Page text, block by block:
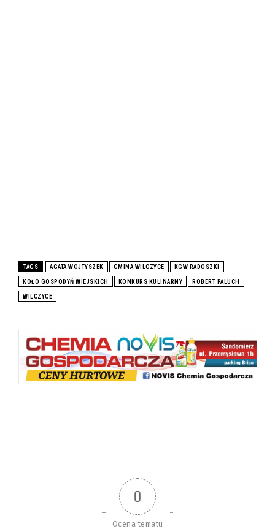
TAGS AGATA WOJTYSZEK GMINA WILCZYCE KGW RADOSZKI
KOŁO GOSPODYŃ WIEJSKICH KONKURS KULINARNY ROBERT PALUCH
WILCZYCE
0
Ocena tematu